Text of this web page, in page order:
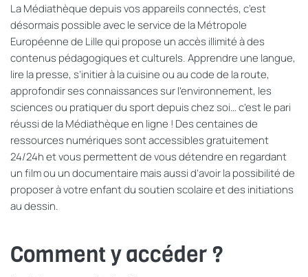
La Médiathèque depuis vos appareils connectés, c’est
désormais possible avec le service de la Métropole
Européenne de Lille qui propose un accès illimité à des
contenus pédagogiques et culturels. Apprendre une langue,
lire la presse, s’initier à la cuisine ou au code de la route,
approfondir ses connaissances sur l’environnement, les
sciences ou pratiquer du sport depuis chez soi… c’est le pari
réussi de la Médiathèque en ligne ! Des centaines de
ressources numériques sont accessibles gratuitement
24/24h et vous permettent de vous détendre en regardant
un film ou un documentaire mais aussi d’avoir la possibilité de
proposer à votre enfant du soutien scolaire et des initiations
au dessin.
Comment y accéder ?